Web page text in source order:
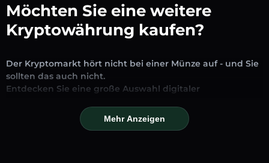
Möchten Sie eine weitere
Kryptowährung kaufen?
Der Kryptomarkt hört nicht bei einer Münze auf - und Sie
sollten das auch nicht.
Entdecken Sie eine große Auswahl digitaler
Austausch und Handel verfügbar sind. Ob etablierte
Stablecoins, vielversprechende Altcoins oder trendige
Mehr Anzeigen